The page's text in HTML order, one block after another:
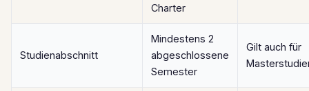
Charter
Studienabschnitt
Mindestens 2
abgeschlossene
Semester
Gilt auch für